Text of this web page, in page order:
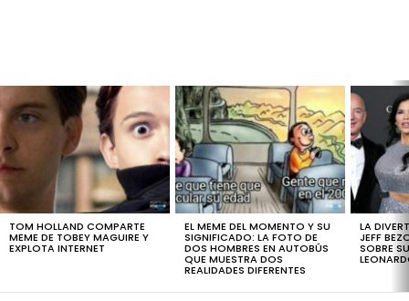
STORIES
TOM HOLLAND COMPARTE
MEME DE TOBEY MAGUIRE Y
EXPLOTA INTERNET
EL MEME DEL MOMENTO Y SU
SIGNIFICADO: LA FOTO DE
DOS HOMBRES EN AUTOBÚS
QUE MUESTRA DOS
REALIDADES DIFERENTES
LA
JEFF
SOBRE